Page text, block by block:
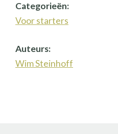
Categorieën:
Voor starters
Auteurs:
Wim Steinhoff